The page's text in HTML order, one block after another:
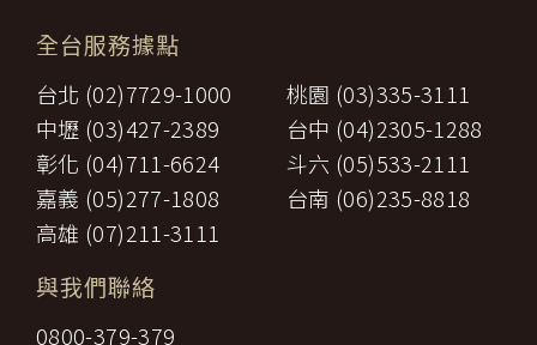
全台服務據點
台北 (02)7729-1000
桃園 (03)335-3111
中壢 (03)427-2389
台中 (04)2305-1288
彰化 (04)711-6624
斗六 (05)533-2111
嘉義 (05)277-1808
台南 (06)235-8818
高雄 (07)211-3111
與我們聯絡
0800-379-379